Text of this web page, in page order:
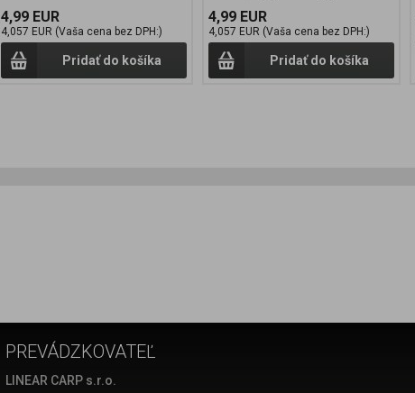
4,99 EUR
4,057 EUR (Vaša cena bez DPH:)
Pridať do košíka
4,99 EUR
4,057 EUR (Vaša cena bez DPH:)
Pridať do košíka
PREVÁDZKOVATEĽ
LINEAR CARP s.r.o.